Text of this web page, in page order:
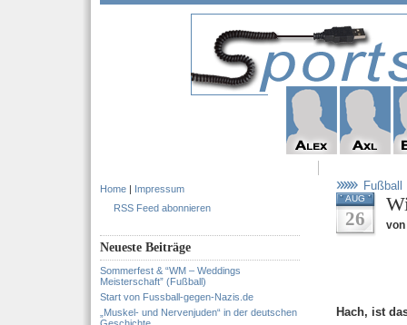
Home | Impressum
RSS Feed abonnieren
Neueste Beiträge
Sommerfest & “WM – Weddings
Meisterschaft” (Fußball)
Start von Fussball-gegen-Nazis.de
„Muskel- und Nervenjuden“ in der deutschen
Fußball
AUG
26
Hach, ist